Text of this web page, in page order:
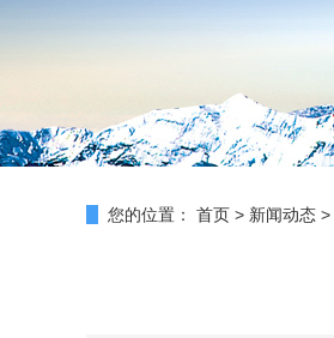
您的位置： 首页 > 新闻动态 >